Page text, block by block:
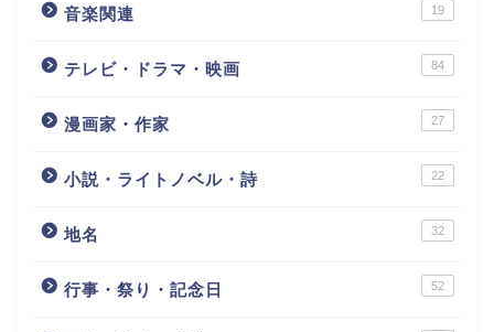
音楽関連 19
テレビ・ドラマ・映画 84
漫画家・作家 27
小説・ライトノベル・詩 22
地名 32
行事・祭り・記念日 52